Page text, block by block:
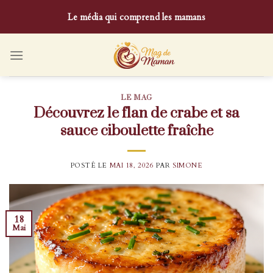
content
Le média qui comprend les mamans
LE MAG
Découvrez le flan de crabe et sa
sauce ciboulette fraîche
POSTÉ LE MAI 18, 2026 PAR SIMONE
18
Mai